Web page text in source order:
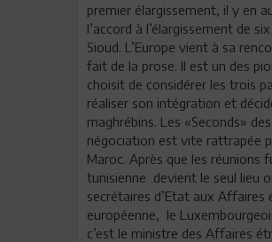
premier élargissement, il y en
l’accord à l’élargissement de
Sioud. L’Europe vient à sa
fait de la prose. Il est un des
choisit de considérer les trois
réaliser son intégration et
maghrébins. Les «Seconds»
négociation est vite rattrapée
Maroc. Après que les réunions
tunisienne devient le seul lieu
secrétaires d’Etat aux Affaires
européenne, le
c’est le ministre des Affaires